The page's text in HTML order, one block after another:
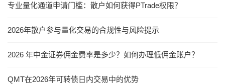
专业量化通道申请门槛：散户如何获得PTrade权限？
2026年散户参与量化交易的合规性与风险提示
2026 年中金证券佣金费率是多少？如何办理低佣金账户？
QMT在2026年可转债日内交易中的优势